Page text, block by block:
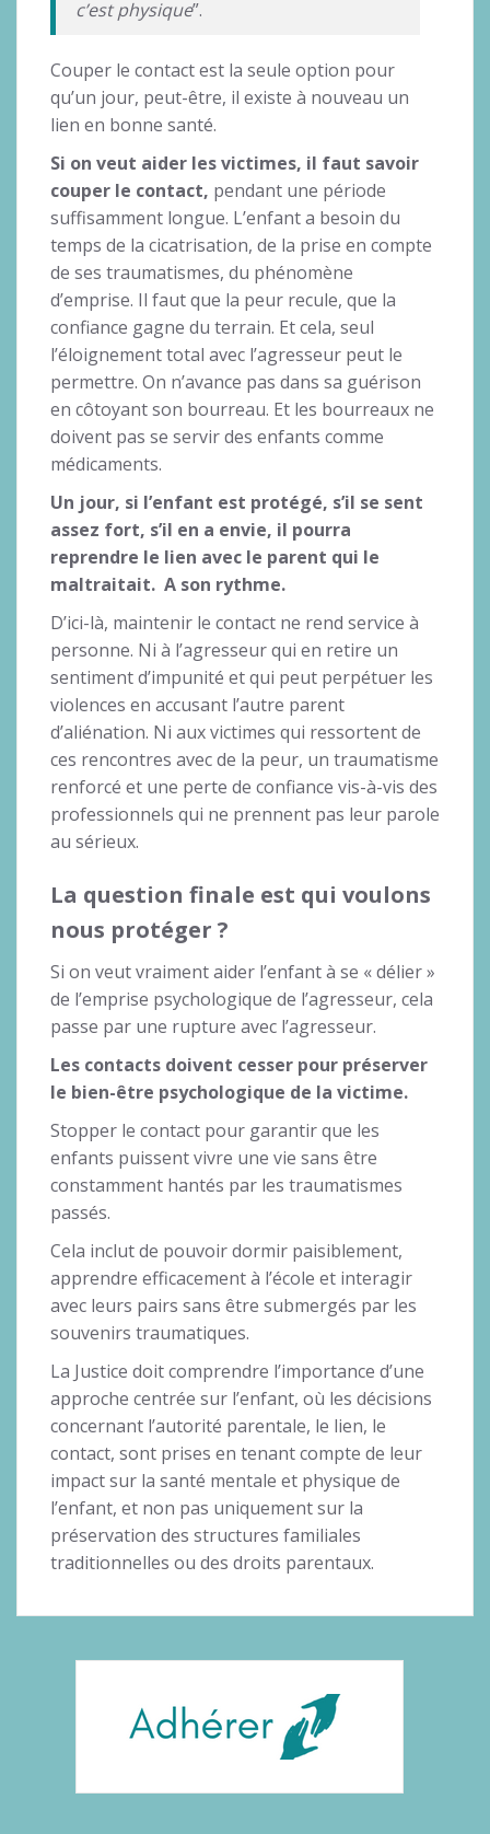
c’est physique”.
Couper le contact est la seule option pour
qu’un jour, peut-être, il existe à nouveau un
lien en bonne santé.
Si on veut aider les victimes, il faut savoir
couper le contact, pendant une période
suffisamment longue. L’enfant a besoin du
temps de la cicatrisation, de la prise en compte
de ses traumatismes, du phénomène
d’emprise. Il faut que la peur recule, que la
confiance gagne du terrain. Et cela, seul
l’éloignement total avec l’agresseur peut le
permettre. On n’avance pas dans sa guérison
en côtoyant son bourreau. Et les bourreaux ne
doivent pas se servir des enfants comme
médicaments.
Un jour, si l’enfant est protégé, s’il se sent
assez fort, s’il en a envie, il pourra
reprendre le lien avec le parent qui le
maltraitait. A son rythme.
D’ici-là, maintenir le contact ne rend service à
personne. Ni à l’agresseur qui en retire un
sentiment d’impunité et qui peut perpétuer les
violences en accusant l’autre parent
d’aliénation. Ni aux victimes qui ressortent de
ces rencontres avec de la peur, un traumatisme
renforcé et une perte de confiance vis-à-vis des
professionnels qui ne prennent pas leur parole
au sérieux.
La question finale est qui voulons
nous protéger ?
Si on veut vraiment aider l’enfant à se « délier »
de l’emprise psychologique de l’agresseur, cela
passe par une rupture avec l’agresseur.
Les contacts doivent cesser pour préserver
le bien-être psychologique de la victime.
Stopper le contact pour garantir que les
enfants puissent vivre une vie sans être
constamment hantés par les traumatismes
passés.
Cela inclut de pouvoir dormir paisiblement,
apprendre efficacement à l’école et interagir
avec leurs pairs sans être submergés par les
souvenirs traumatiques.
La Justice doit comprendre l’importance d’une
approche centrée sur l’enfant, où les décisions
concernant l’autorité parentale, le lien, le
contact, sont prises en tenant compte de leur
impact sur la santé mentale et physique de
l’enfant, et non pas uniquement sur la
préservation des structures familiales
traditionnelles ou des droits parentaux.